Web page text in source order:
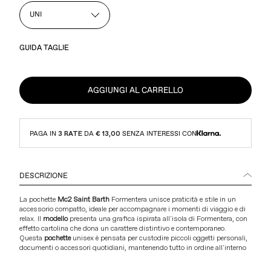
UNI
GUIDA TAGLIE
AGGIUNGI AL CARRELLO
PAGA IN 3 RATE DA € 13,00 SENZA INTERESSI CON
DESCRIZIONE
La pochette Mc2 Saint Barth Formentera unisce praticità e stile in un
accessorio compatto, ideale per accompagnare i momenti di viaggio e di
relax. Il modellopresenta una grafica ispirata all'isola di Formentera, con
effetto cartolina che dona un carattere distintivo e contemporaneo.
Questa pochetteunisex è pensata per custodire piccoli oggetti personali,
documenti o accessori quotidiani, mantenendo tutto in ordine all'interno